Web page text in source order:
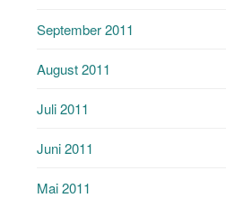
September 2011
August 2011
Juli 2011
Juni 2011
Mai 2011